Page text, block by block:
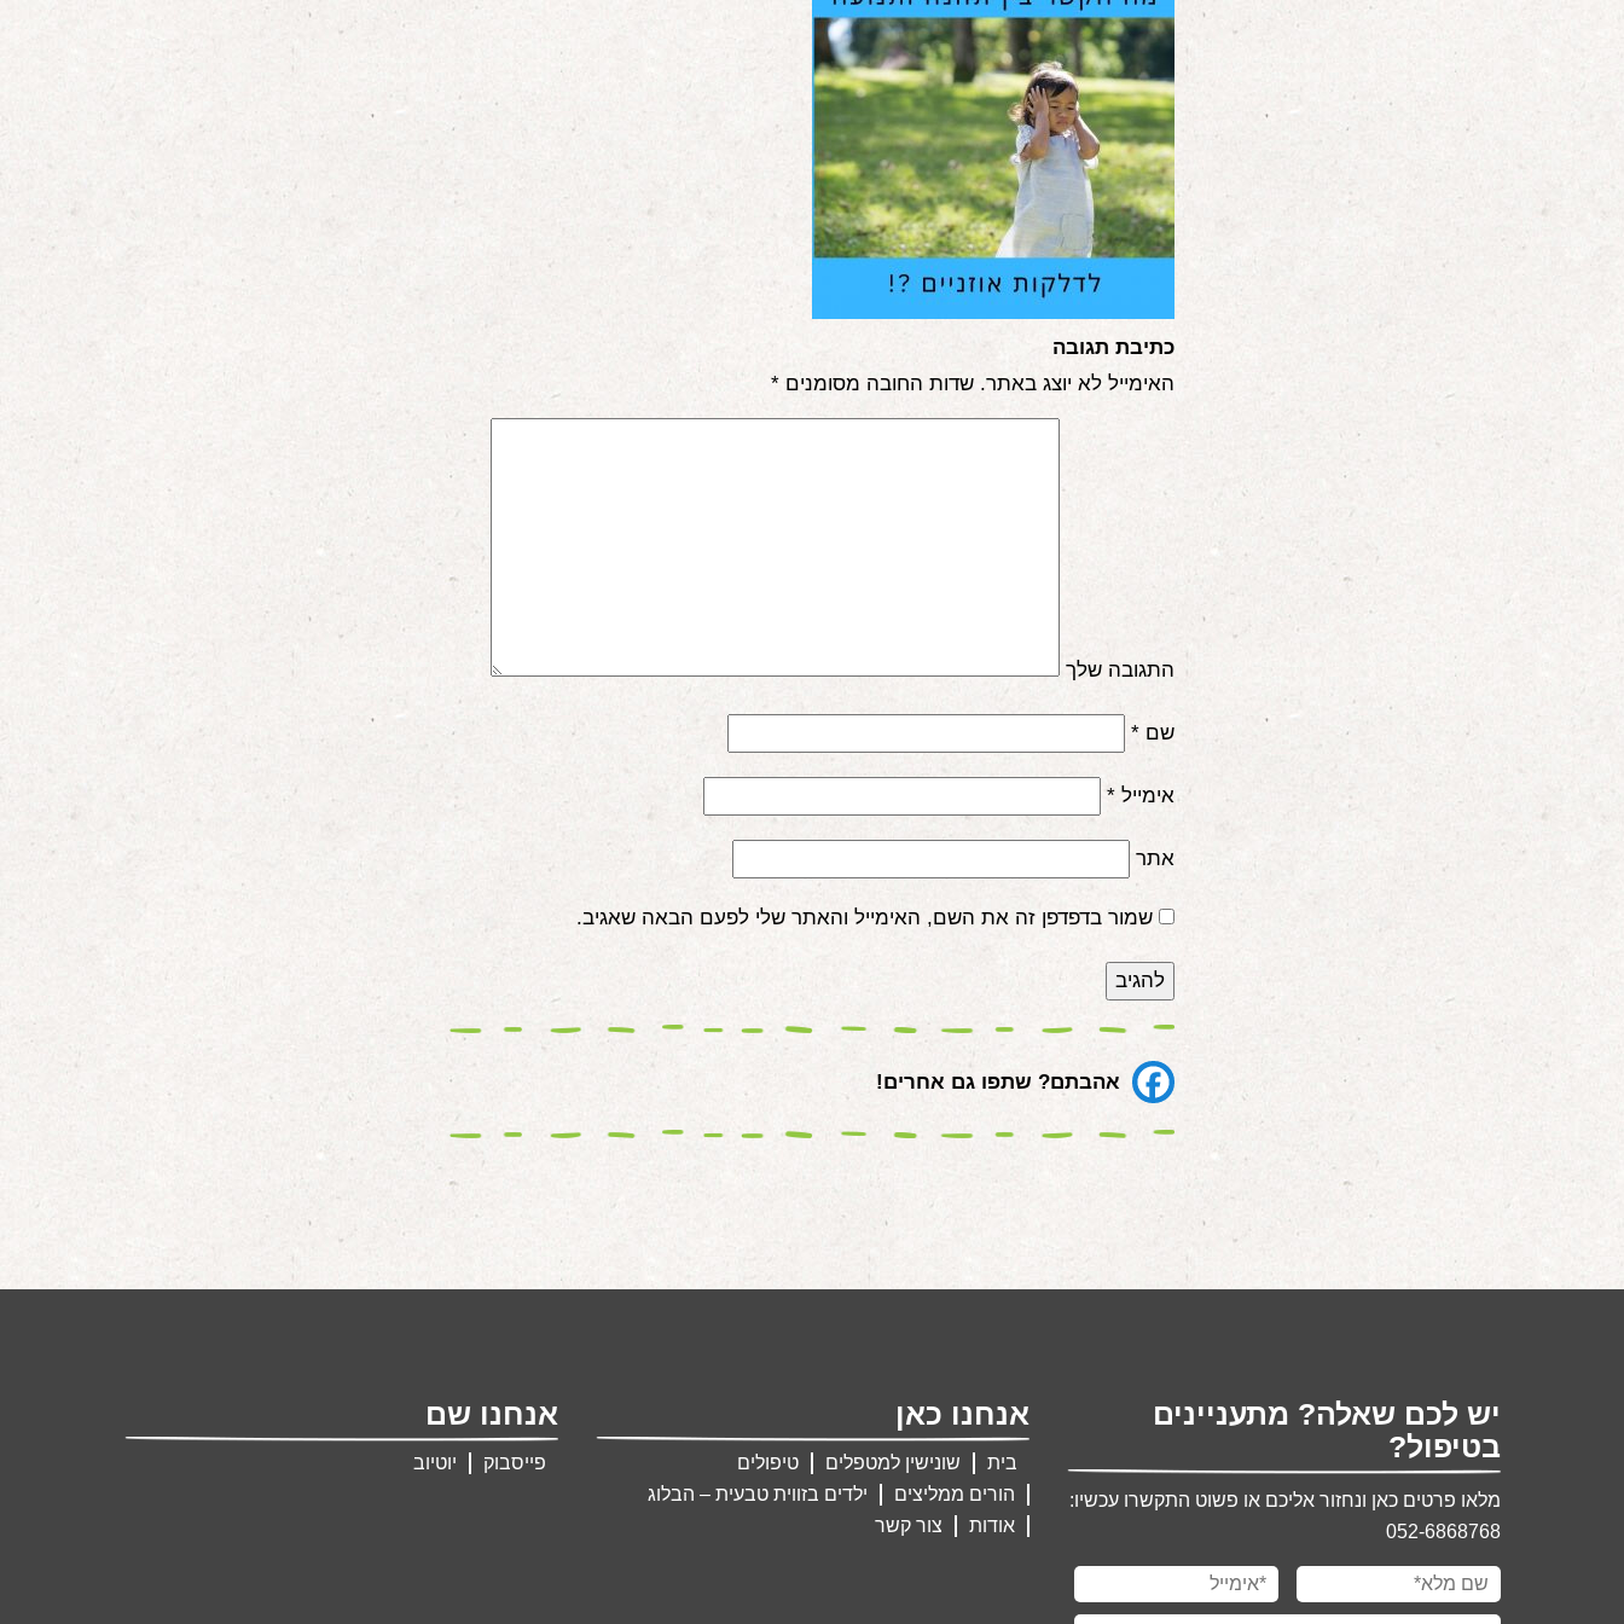
כתיבת תגובה
האימייל לא יוצג באתר. שדות החובה מסומנים *
התגובה שלך
שם *
אימייל *
אתר
שמור בדפדפן זה את השם, האימייל והאתר שלי לפעם הבאה שאגיב.
אהבתם? שתפו גם אחרים!
יש לכם שאלה? מתעניינים
בטיפול?
מלאו פרטים כאן ונחזור אליכם או פשוט התקשרו עכשיו:
052-6868768
אנחנו כאן
בית שונישין למטפלים
טיפולים
הורים ממליצים
ילדים בזווית טבעית – הבלוג
אודות
צור קשר
אנחנו שם
פייסבוק יוטיוב